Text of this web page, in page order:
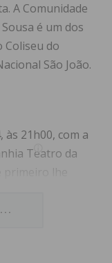
A Comunidade
é um dos
Coliseu do
São João.
21h00, com a
Teatro da
um espetáculo